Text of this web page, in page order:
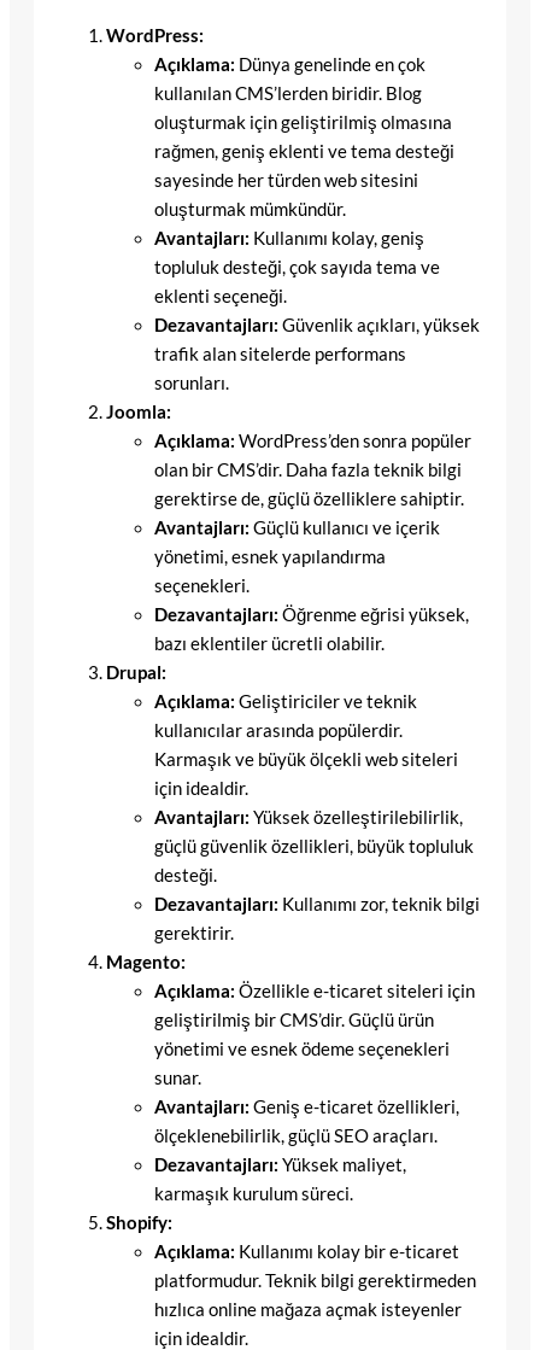
WordPress:
Açıklama: Dünya genelinde en çok
kullanılan CMS’lerden biridir. Blog
oluşturmak için geliştirilmiş olmasına
rağmen, geniş eklenti ve tema desteği
sayesinde her türden web sitesini
oluşturmak mümkündür.
Avantajları: Kullanımı kolay, geniş
topluluk desteği, çok sayıda tema ve
eklenti seçeneği.
Dezavantajları: Güvenlik açıkları, yüksek
trafik alan sitelerde performans
sorunları.
Joomla:
Açıklama: WordPress’den sonra popüler
olan bir CMS’dir. Daha fazla teknik bilgi
gerektirse de, güçlü özelliklere sahiptir.
Avantajları: Güçlü kullanıcı ve içerik
yönetimi, esnek yapılandırma
seçenekleri.
Dezavantajları: Öğrenme eğrisi yüksek,
bazı eklentiler ücretli olabilir.
Drupal:
Açıklama: Geliştiriciler ve teknik
kullanıcılar arasında popülerdir.
Karmaşık ve büyük ölçekli web siteleri
için idealdir.
Avantajları: Yüksek özelleştirilebilirlik,
güçlü güvenlik özellikleri, büyük topluluk
desteği.
Dezavantajları: Kullanımı zor, teknik bilgi
gerektirir.
Magento:
Açıklama: Özellikle e-ticaret siteleri için
geliştirilmiş bir CMS’dir. Güçlü ürün
yönetimi ve esnek ödeme seçenekleri
sunar.
Avantajları: Geniş e-ticaret özellikleri,
ölçeklenebilirlik, güçlü SEO araçları.
Dezavantajları: Yüksek maliyet,
karmaşık kurulum süreci.
Shopify:
Açıklama: Kullanımı kolay bir e-ticaret
platformudur. Teknik bilgi gerektirmeden
hızlıca online mağaza açmak isteyenler
için idealdir.